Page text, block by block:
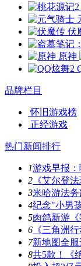
伏
原神
品牌栏目
怀旧游戏榜
正经游戏
热门新闻排行
1游戏早报
2 《艾尔登
3米哈游法
4纪念"小男
5肉鸽新游
6 《三角洲
7新地图全
8共5款！《